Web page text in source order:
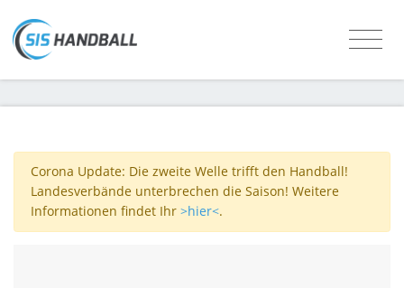
Corona Update: Die zweite Welle trifft den Handball!
Landesverbände unterbrechen die Saison! Weitere
Informationen findet Ihr >hier<.